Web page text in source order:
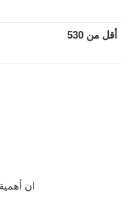
أقل من 530